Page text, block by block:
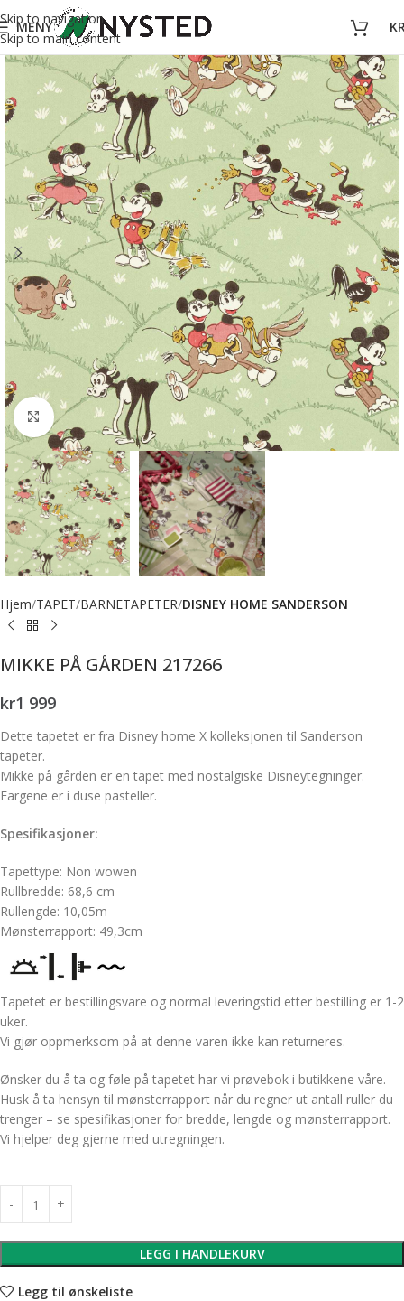
Skip to navigation
Skip to main content
MENY
Forstørr bilde
Hjem TAPET BARNETAPETER DISNEY HOME SANDERSON
MIKKE PÅ GÅRDEN 217266
kr1 999
Dette tapetet er fra Disney home X kolleksjonen til Sanderson
tapeter.
Mikke på gården er en tapet med nostalgiske Disneytegninger.
Fargene er i duse pasteller.
Spesifikasjoner:
Tapettype: Non wowen
Rullbredde: 68,6 cm
Rullengde: 10,05m
Mønsterrapport: 49,3cm
Tapetet er bestillingsvare og normal leveringstid etter bestilling er 1-2
uker.
Vi gjør oppmerksom på at denne varen ikke kan returneres.
Ønsker du å ta og føle på tapetet har vi prøvebok i butikkene våre.
Husk å ta hensyn til mønsterrapport når du regner ut antall ruller du
trenger – se spesifikasjoner for bredde, lengde og mønsterrapport.
Vi hjelper deg gjerne med utregningen.
LEGG I HANDLEKURV
Legg til ønskeliste